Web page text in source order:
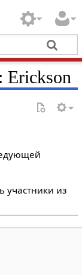
Erickson
участники из